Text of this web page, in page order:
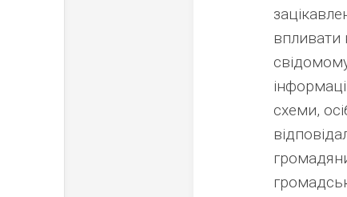
впливати
схеми,